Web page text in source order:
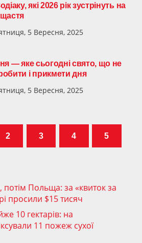
які 2026 рік зустрінуть на
5 Вересня, 2025
— яке сьогодні свято, що не
і прикмети дня
5 Вересня, 2025
2 3 4 5
Польща: за «квиток за
просили $15 тисяч
10 гектарів: на
11 пожеж сухої